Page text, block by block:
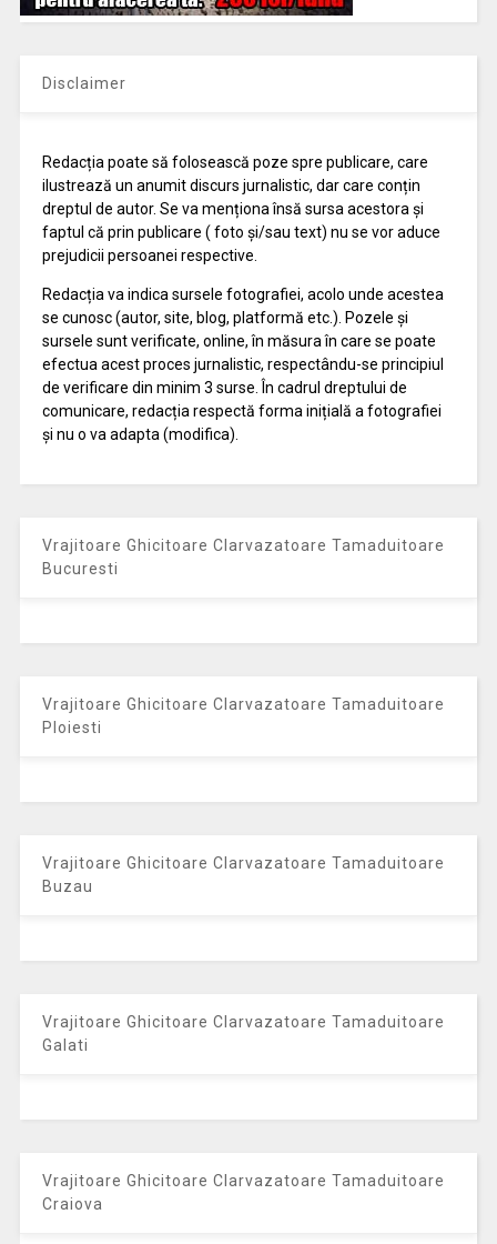
Disclaimer
Redacția poate să folosească poze spre publicare, care
ilustrează un anumit discurs jurnalistic, dar care conțin
dreptul de autor. Se va menționa însă sursa acestora și
faptul că prin publicare ( foto și/sau text) nu se vor aduce
prejudicii persoanei respective.
Redacția va indica sursele fotografiei, acolo unde acestea
se cunosc (autor, site, blog, platformă etc.). Pozele și
sursele sunt verificate, online, în măsura în care se poate
efectua acest proces jurnalistic, respectându-se principiul
de verificare din minim 3 surse. În cadrul dreptului de
comunicare, redacția respectă forma inițială a fotografiei
și nu o va adapta (modifica).
Vrajitoare Ghicitoare Clarvazatoare Tamaduitoare
Bucuresti
Vrajitoare Ghicitoare Clarvazatoare Tamaduitoare
Ploiesti
Vrajitoare Ghicitoare Clarvazatoare Tamaduitoare
Buzau
Vrajitoare Ghicitoare Clarvazatoare Tamaduitoare
Galati
Vrajitoare Ghicitoare Clarvazatoare Tamaduitoare
Craiova